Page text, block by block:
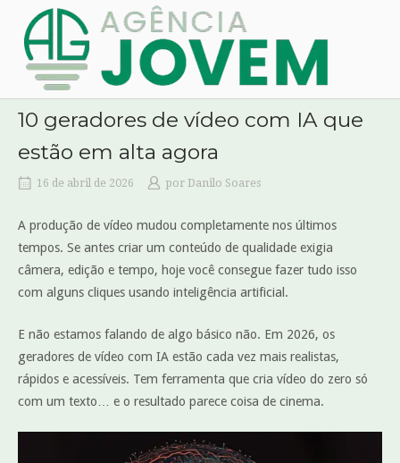
content
Home
10 geradores de vídeo com IA que
estão em alta agora
16 de abril de 2026 por Danilo Soares
A produção de vídeo mudou completamente nos últimos
tempos. Se antes criar um conteúdo de qualidade exigia
câmera, edição e tempo, hoje você consegue fazer tudo isso
com alguns cliques usando inteligência artificial.
E não estamos falando de algo básico não. Em 2026, os
geradores de vídeo com IA estão cada vez mais realistas,
rápidos e acessíveis. Tem ferramenta que cria vídeo do zero só
com um texto… e o resultado parece coisa de cinema.